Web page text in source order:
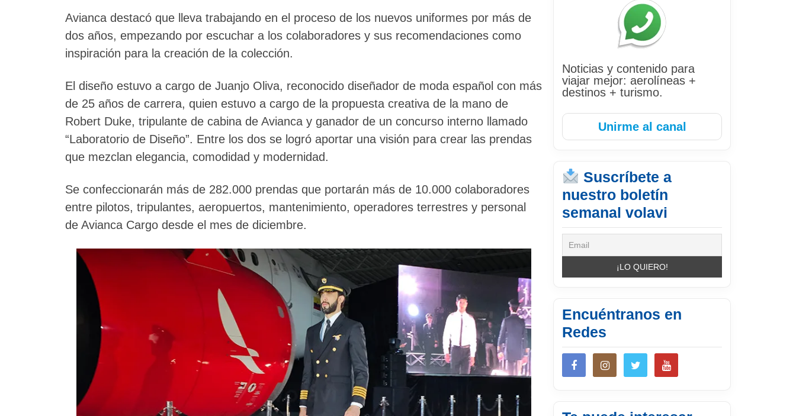
Avianca destacó que lleva trabajando en el proceso de los nuevos uniformes por más de
dos años, empezando por escuchar a los colaboradores y sus recomendaciones como
inspiración para la creación de la colección.
El diseño estuvo a cargo de Juanjo Oliva, reconocido diseñador de moda español con más
de 25 años de carrera, quien estuvo a cargo de la propuesta creativa de la mano de
Robert Duke, tripulante de cabina de Avianca y ganador de un concurso interno llamado
“Laboratorio de Diseño”. Entre los dos se logró aportar una visión para crear las prendas
que mezclan elegancia, comodidad y modernidad.
Se confeccionarán más de 282.000 prendas que portarán más de 10.000 colaboradores
entre pilotos, tripulantes, aeropuertos, mantenimiento, operadores terrestres y personal
de Avianca Cargo desde el mes de diciembre.
Noticias y contenido para
viajar mejor: aerolíneas +
destinos + turismo.
Unirme al canal
Suscríbete a
nuestro boletín
semanal volavi
Encuéntranos en
Redes